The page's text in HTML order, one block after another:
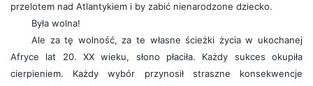
przelotem nad Atlantykiem i by zabić nienarodzone dziecko.
Była wolna!
Ale za tę wolność, za te własne ścieżki życia w ukochanej
Afryce lat 20. XX wieku, słono płaciła. Każdy sukces okupiła
cierpieniem. Każdy wybór przynosił straszne konsekwencje